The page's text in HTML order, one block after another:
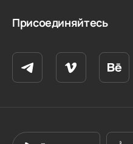
Присоединяйтесь